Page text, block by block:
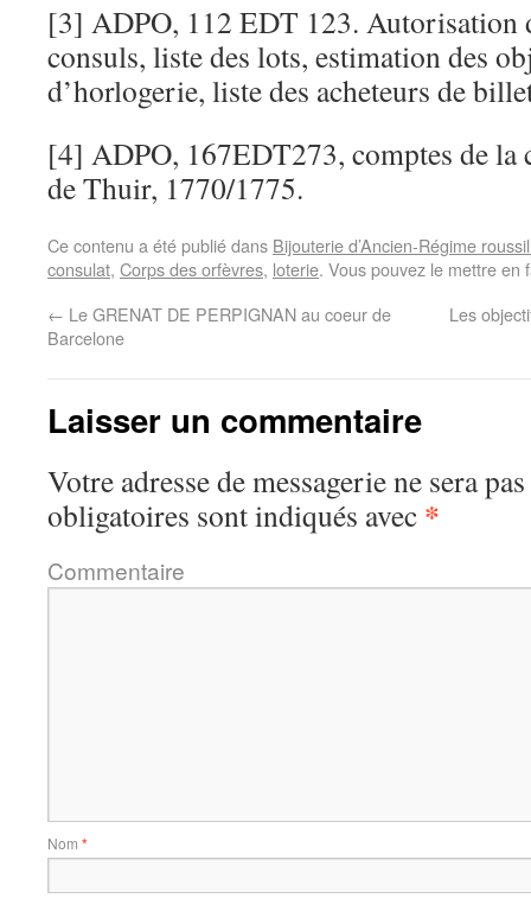
[3] ADPO, 112 EDT 123. Autorisation
consuls, liste des lots, estimation des
d’horlogerie, liste des acheteurs de
[4] ADPO, 167EDT273, comptes de la
de Thuir, 1770/1775.
Ce contenu a été publié dans Bijouterie d’Ancien-Régime
consulat, Corps des orfèvres, loterie. Vous pouvez le mettre en
← Le GRENAT DE PERPIGNAN au coeur de
Barcelone
Les
Laisser un commentaire
Votre adresse de messagerie ne sera
obligatoires sont indiqués avec *
Commentaire
Nom *